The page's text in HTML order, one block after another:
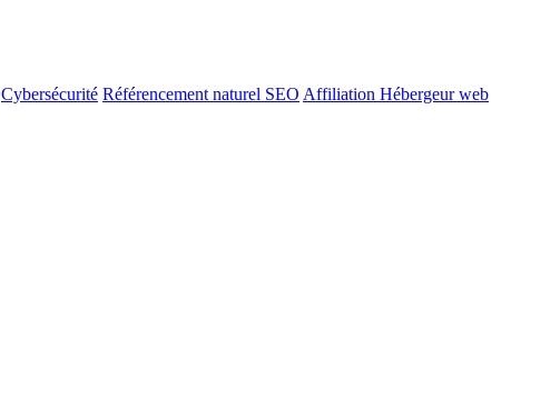
Cybersécurité Référencement naturel SEO Affiliation Hébergeur web